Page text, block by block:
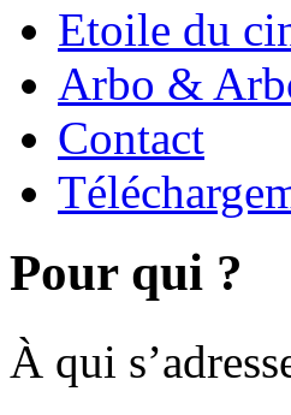
Etoile du
Arbo &
Contact
Pour qui ?
À qui